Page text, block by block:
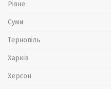
Рівне
Суми
Тернопіль
Харків
Херсон